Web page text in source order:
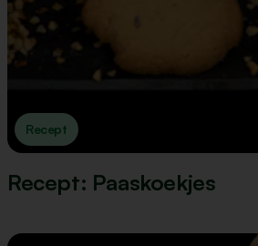
Recept
Recept: Paaskoekjes